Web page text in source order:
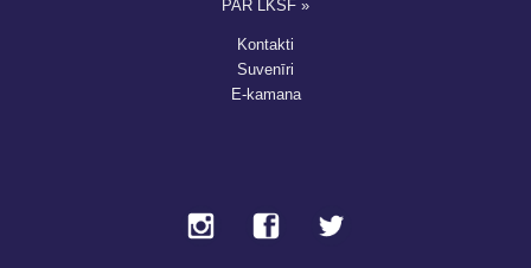
PAR LKSF »
Kontakti
Suvenīri
E-kamana